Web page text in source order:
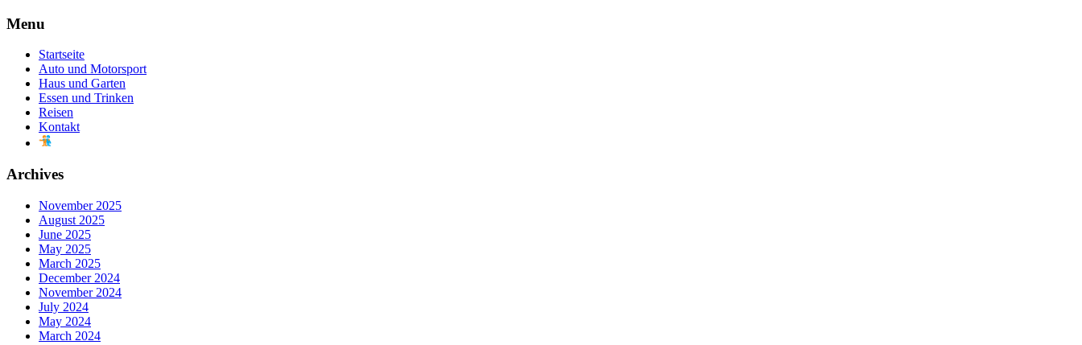
Skip
content
Menu
Startseite
Auto und Motorsport
Haus und Garten
Essen und Trinken
Reisen
Kontakt
Archives
November 2025
August 2025
June 2025
May 2025
March 2025
December 2024
November 2024
July 2024
May 2024
March 2024